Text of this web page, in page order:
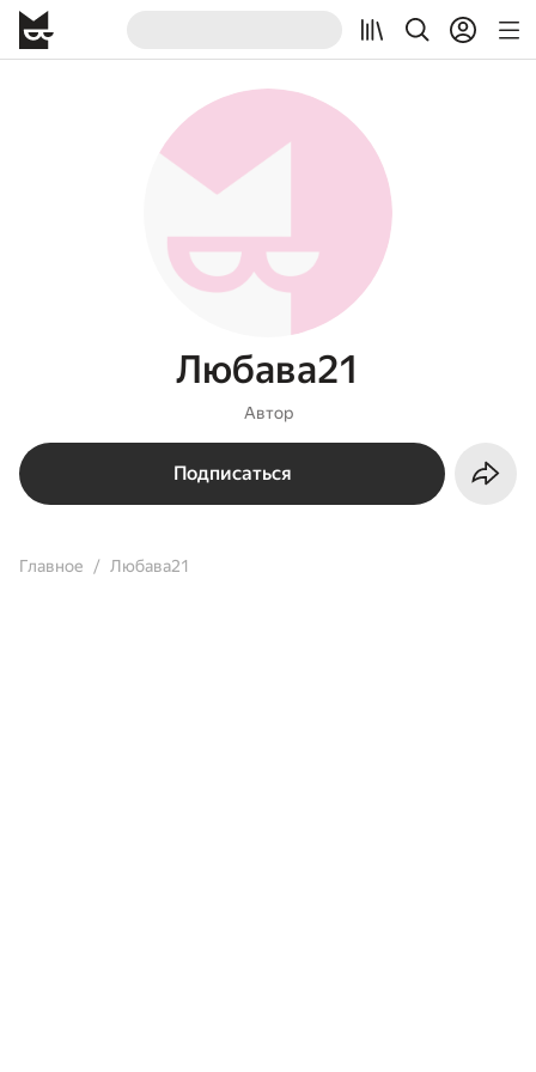
Любава21
Автор
Подписаться
Главное Любава21